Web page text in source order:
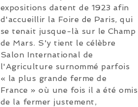
expositions datent de 1923 afin
d'accueillir la Foire de Paris, qui
se tenait jusque-là sur le Champ
de Mars. S'y tient le célèbre
Salon International de
l'Agriculture surnommé parfois
« la plus grande ferme de
France » où une fois il a été omis
de la fermer justement,